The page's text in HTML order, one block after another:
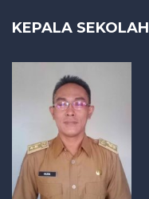
KEPALA SEKOLAH